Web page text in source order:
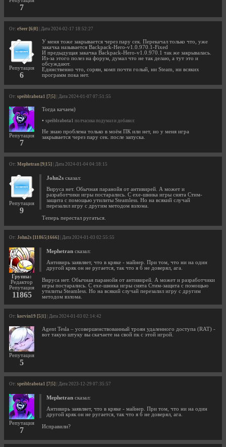
7
От: eSeer [6|0] | Дата 2024-02-17 18:52:27
Репутация
6
У меня тоже закрывается через пару сек. Перекачал только что, уже
закачка называется Backpack-Hero-v1.0.970.1-Fixed
И предыдущая закачка Backpack-Hero-v1.0.970.1 так же закрывалась.
Из-за этого полез на форум, думал что не так делаю, а тут это и
обсуждают.
Единственно что, сорян, комп почти голый, ни Steam, ни всяких
программ пока нет.
От: speiblrabota1 [7|5] | Дата 2024-01-07 07:51:55
Репутация
7
Тогда качаем)
• speiblrabota1 полчасика подумал и добавил:
Не знаю проблема только в моём ПК или нет, но у меня игра
закрывается через пару сек. после запуска.
От: Mephetran [9|15] | Дата 2024-01-04 04:18:15
Репутация
9
John2s сказал:
Вируса нет. Обычная паранойя от антивирей. А может и
разработчики игры постарались. С ехе-шника игры снята Стим-
защита с помощью утилиты Steamless. Но на всякий случай
перезалил игру с другим методом взлома.
Теперь перестал ругаться.
От: John2s [11865|1666] | Дата 2024-01-03 02:55:55
Группа:
Редактор
Репутация
11865
Mephetran сказал:
Антивирь заявляет, что в кряке - майнер. При том, что ни на один
другой кряк он не ругается, так что я б не доверял, ага.
Вируса нет. Обычная паранойя от антивирей. А может и разработчики
игры постарались. С ехе-шника игры снята Стим-защита с помощью
утилиты Steamless. Но на всякий случай перезалил игру с другим
методом взлома.
От: korvin19 [5|1] | Дата 2024-01-03 02:14:42
Репутация
5
Agent Tesla – усовершенствованный троян удаленного доступа (RAT) -
вот такую штуку вы скачаете на свой пк с этой игрой.
От: speiblrabota1 [7|5] | Дата 2023-12-29 07:35:57
Репутация
7
Mephetran сказал:
Антивирь заявляет, что в кряке - майнер. При том, что ни на один
другой кряк он не ругается, так что я б не доверял, ага.
Исправили?